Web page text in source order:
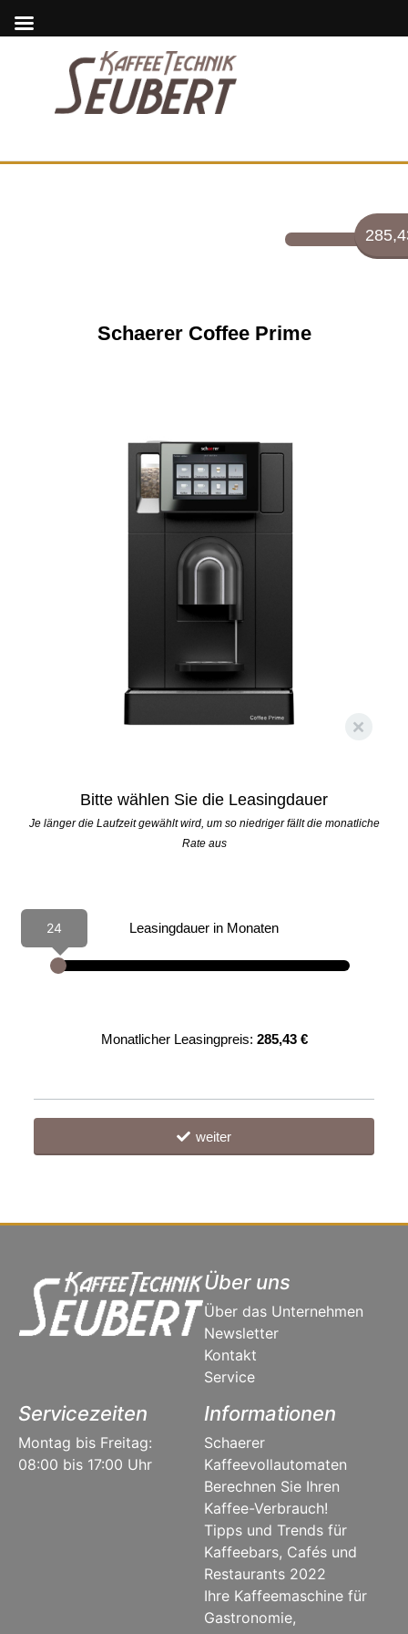
Schaerer Coffee Prime
Bitte wählen Sie die Leasingdauer
Je länger die Laufzeit gewählt wird, um so niedriger fällt die monatliche
Rate aus
Leasingdauer in Monaten
24
Monatlicher Leasingpreis: 285,43 €
weiter
Über uns
Über das Unternehmen
Newsletter
Kontakt
Service
Servicezeiten
Montag bis Freitag:
08:00 bis 17:00 Uhr
Informationen
Schaerer
Kaffeevollautomaten
Berechnen Sie Ihren
Kaffee-Verbrauch!
Tipps und Trends für
Kaffeebars, Cafés und
Restaurants 2022
Ihre Kaffeemaschine für
Gastronomie,